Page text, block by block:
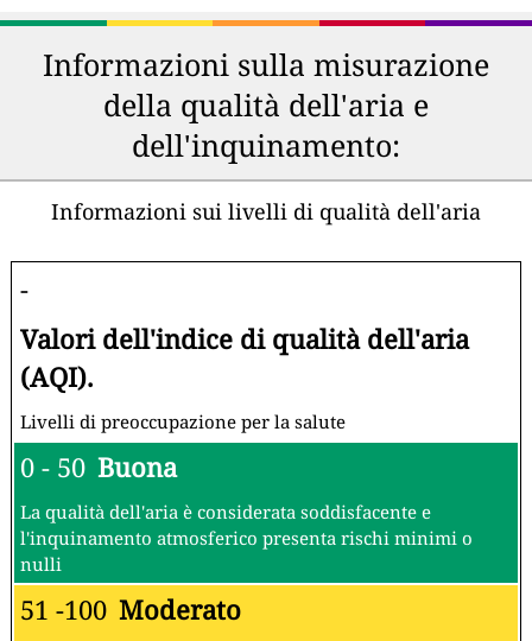
Informazioni sulla misurazione
della qualità dell'aria e
dell'inquinamento:
Informazioni sui livelli di qualità dell'aria
-
Valori dell'indice di qualità dell'aria
(AQI).
Livelli di preoccupazione per la salute
0 - 50 Buona
La qualità dell'aria è considerata soddisfacente e
l'inquinamento atmosferico presenta rischi minimi o
nulli
51 -100 Moderato